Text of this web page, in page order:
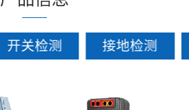
开关检测
接地检测